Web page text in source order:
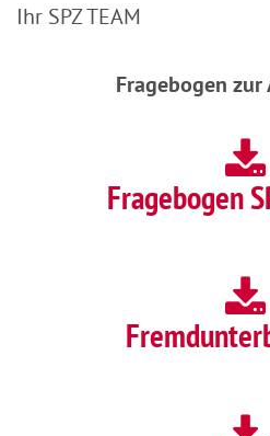
Ihr SPZ TEAM
Fragebogen
Fragebogen